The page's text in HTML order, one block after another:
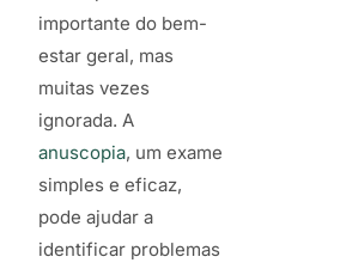
importante do bem-
estar geral, mas
muitas vezes
ignorada. A
anuscopia, um exame
simples e eficaz,
pode ajudar a
identificar problemas